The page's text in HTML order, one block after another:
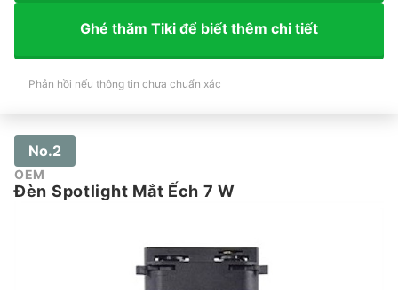
Ghé thăm Tiki để biết thêm chi tiết
Phản hồi nếu thông tin chưa chuẩn xác
No.2
OEM
Đèn Spotlight Mắt Ếch 7 W